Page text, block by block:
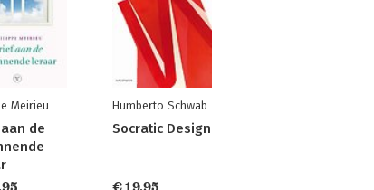
Meirieu
de
Humberto Schwab
Socratic Design